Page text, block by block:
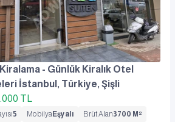
- Günlük Kiralık Otel
İstanbul, Türkiye, Şişli
TL
5 MobilyaEşyalı Brüt Alan3700 M²